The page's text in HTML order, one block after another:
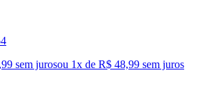
sem jurosou 1x de R$ 48,99 sem juros